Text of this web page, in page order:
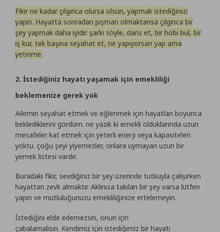
Fikir ne kadar çılgınca olursa olsun, yapmak istediğinizi
yapın. Hayatta sonradan pişman olmaktansa çılgınca bir
şey yapmak daha iyidir. şarkı söyle, dans et, bir hobi bul, bir
iş kur, tek başına seyahat et, ne yapıyorsan yap ama
yetinme.
2. İstediğiniz hayatı yaşamak için emekliliği
beklemenize gerek yok
Ailemin seyahat etmek ve eğlenmek için hayatları boyunca
beklediklerini gördüm. ne yazık ki emekli olduklarında uzun
mesafeler kat etmek için yeterli enerji veya kapasiteleri
yoktu. çoğu şeyi yiyemezler, onlara uymayan uzun bir
yemek listesi vardır.
Buradaki fikir, sevdiğiniz bir şey üzerinde tutkuyla çalışırken
hayattan zevk almaktır. Aklınıza takılan bir şey varsa lütfen
yapın ve mutluluğunuzu emekliliğinize ertelemeyin.
İstediğini elde edemezsin, onun için
çabalamalısın. Kendimiz için istediğimiz bir hayatı